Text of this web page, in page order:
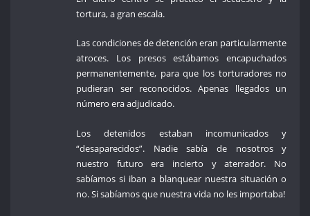
tortura, a gran escala.
Las condiciones de detención eran particularmente
atroces. Los presos estábamos encapuchados
permanentemente, para que los torturadores no
pudieran ser reconocidos. Apenas llegados un
número era adjudicado.
Los detenidos estaban incomunicados y
“desaparecidos”. Nadie sabía de nosotros y
nuestro futuro era incierto y aterrador. No
sabíamos si iban a blanquear nuestra situación o
no. Si sabíamos que nuestra vida no les importaba!